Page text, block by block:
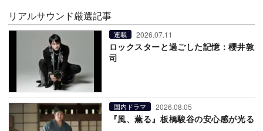
リアルサウンド厳選記事
連載 2026.07.11
ロックスターと過ごした記憶：櫻井敦
司
国内ドラマ 2026.08.05
『風、薫る』板橋駿谷の安心感が光る